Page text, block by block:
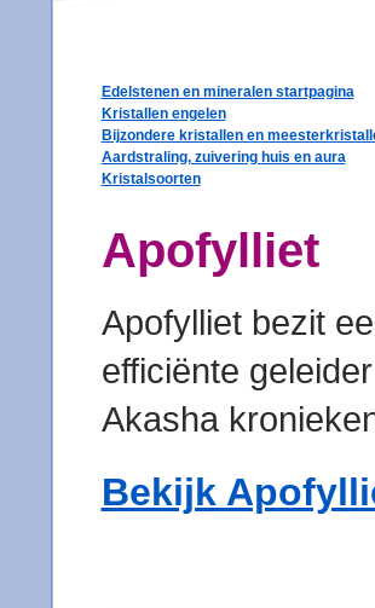
Edelstenen en mineralen startpagina
Kristallen engelen
Bijzondere kristallen en
Aardstraling, zuivering huis en aura
Kristalsoorten
Apofylliet
Apofylliet bezit
efficiënte
Akasha
Bekijk